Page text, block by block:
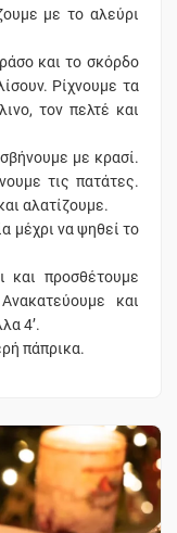
με το αλεύρι
και το σκόρδο
Ρίχνουμε τα
τον πελτέ και
με κρασί.
τις πατάτες.
αλατίζουμε.
μέχρι να ψηθεί το
και προσθέτουμε
και
4’.
πάπρικα.